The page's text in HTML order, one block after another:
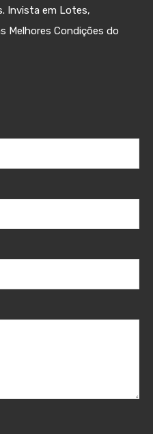
Invista em Lotes,
Melhores Condições do